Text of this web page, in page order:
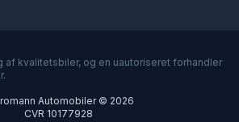
af kvalitetsbiler, og en uautoriseret forhandler
Automobiler © 2026
CVR 10177928